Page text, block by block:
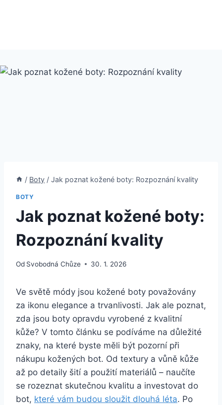
/ Boty / Jak poznat kožené boty: Rozpoznání kvality
BOTY
Jak poznat kožené boty:
Rozpoznání kvality
Od Svobodná Chůze 30. 1. 2026
Ve ⁤světě módy jsou kožené boty považovány
za ikonu elegance a⁤ trvanlivosti. Jak ale poznat,
zda jsou boty opravdu vyrobené z kvalitní
kůže? V tomto článku se‌ podíváme na důležité
znaky, na‍ které ⁣byste měli být pozorní při
nákupu kožených bot. Od textury a vůně kůže
až po detaily šití a použití materiálů⁣ – naučíte
⁢se rozeznat skutečnou kvalitu a investovat do⁢
bot, které vám budou⁢ sloužit dlouhá léta. Po